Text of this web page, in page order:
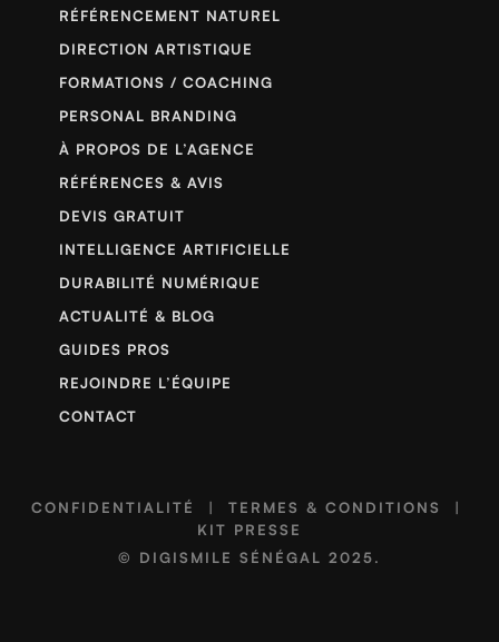
RÉFÉRENCEMENT NATUREL
DIRECTION ARTISTIQUE
FORMATIONS / COACHING
PERSONAL BRANDING
À PROPOS DE L’AGENCE
RÉFÉRENCES & AVIS
DEVIS GRATUIT
INTELLIGENCE ARTIFICIELLE
DURABILITÉ NUMÉRIQUE
ACTUALITÉ & BLOG
GUIDES PROS
REJOINDRE L’ÉQUIPE
CONTACT
CONFIDENTIALITÉ | TERMES & CONDITIONS
|
KIT PRESSE
© DIGISMILE SÉNÉGAL 2025.